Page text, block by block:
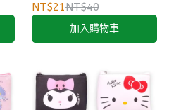
NT$21NT$40
加入購物車